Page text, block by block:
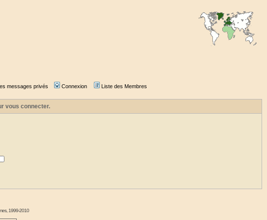
messages privés Connexion Liste des Membres
vous connecter.
, 1999-2010